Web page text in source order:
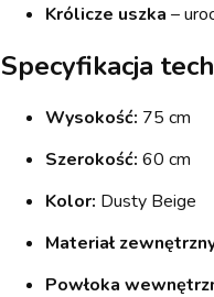
Królicze uszka –
Specyfikacja
Wysokość: 75 cm
Szerokość: 60 cm
Kolor: Dusty Beige
Materiał
Powłoka